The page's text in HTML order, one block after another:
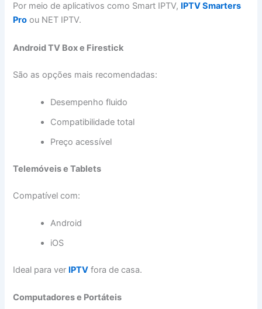
Por meio de aplicativos como Smart IPTV, IPTV Smarters
Pro ou NET IPTV.
Android TV Box e Firestick
São as opções mais recomendadas:
Desempenho fluido
Compatibilidade total
Preço acessível
Telemóveis e Tablets
Compatível com:
Android
iOS
Ideal para ver IPTV fora de casa.
Computadores e Portáteis